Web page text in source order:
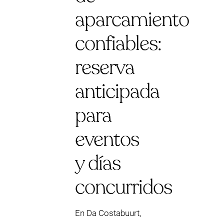
aparcamiento
confiables:
reserva
anticipada
para
eventos
y días
concurridos
En Da Costabuurt,